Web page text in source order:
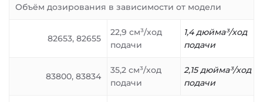
Объём дозирования в зависимости от модели
82653, 82655
22,9 см³/ход
подачи
1,4 дюйма³/ход
подачи
83800, 83834
35,2 см³/ход
подачи
2,15 дюйма³/ход
подачи